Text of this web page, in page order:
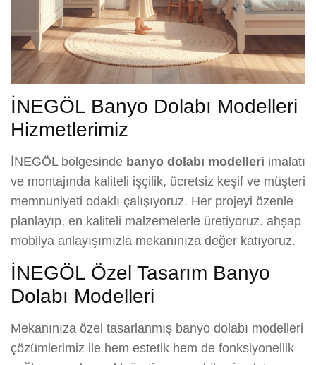
İNEGÖL Banyo Dolabı Modelleri
Hizmetlerimiz
İNEGÖL bölgesinde banyo dolabı modelleri imalatı
ve montajında kaliteli işçilik, ücretsiz keşif ve müşteri
memnuniyeti odaklı çalışıyoruz. Her projeyi özenle
planlayıp, en kaliteli malzemelerle üretiyoruz. ahşap
mobilya anlayışımızla mekanınıza değer katıyoruz.
İNEGÖL Özel Tasarım Banyo
Dolabı Modelleri
Mekanınıza özel tasarlanmış banyo dolabı modelleri
çözümlerimiz ile hem estetik hem de fonksiyonellik